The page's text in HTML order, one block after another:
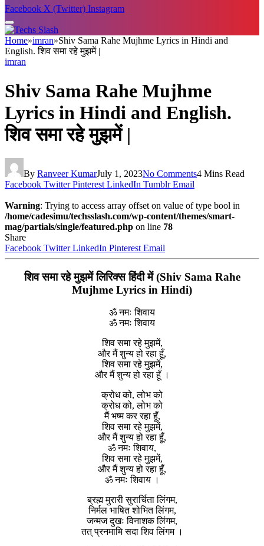
Facebook X (Twitter) Instagram
Home»imran»Shiv Sama Rahe Mujhme Lyrics in Hindi and
English. शिव समा रहे मुझमें |
imran
Shiv Sama Rahe Mujhme
Lyrics in Hindi and English.
शिव समा रहे मुझमें |
By Ranveer KumarJuly 1, 2023No Comments4 Mins Read
Facebook Twitter Pinterest LinkedIn Tumblr Email
Warning: Trying to access array offset on value of type bool in
/home/cadesimu/techsslash.com/wp-content/themes/smart-
mag/partials/single/featured.php on line 78
Share
Facebook Twitter LinkedIn Pinterest Email
शिव समा रहे मुझमें लिरिक्स हिंदी में (Shiv Sama Rahe
Mujhme Lyrics in Hindi)
ॐ नमः शिवाय
ॐ नमः शिवाय
शिव समा रहे मुझमें,
और मैं शुन्य हो रहा हूँ,
शिव समा रहे मुझमें,
और मैं शुन्य हो रहा हूँ ।
क्रोध को, लोभ को
क्रोध को, लोभ को
मैं भष्म कर रहा हूँ,
शिव समा रहे मुझमें,
और मैं शुन्य हो रहा हूँ,
ॐ नमः शिवाय,
शिव समा रहे मुझमें,
और मैं शुन्य हो रहा हूँ,
ॐ नमः शिवाय ।
ब्रह्म मुरारी सुरार्चिता लिंगम,
निर्मल भाषित शोभित लिंगम,
जन्मज दुखः विनाशक लिंगम,
तत् प्रनमामि सदा शिव लिंगम ।